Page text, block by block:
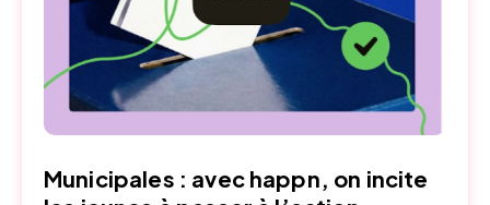
Municipales : avec happn, on incite